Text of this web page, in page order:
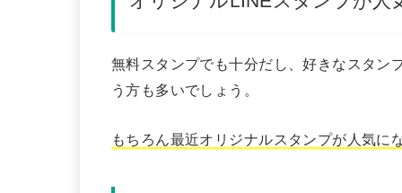
無料スタンプでも十分だし、好きなスタ
う方も多いでしょう。
もちろん最近オリジナルスタンプが人気に